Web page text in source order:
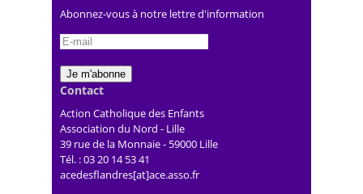
Abonnez-vous à notre lettre d'information
Contact
Action Catholique des Enfants
Association du Nord - Lille
39 rue de la Monnaie - 59000 Lille
Tél. : 03 20 14 53 41
acedesflandres[at]ace.asso.fr